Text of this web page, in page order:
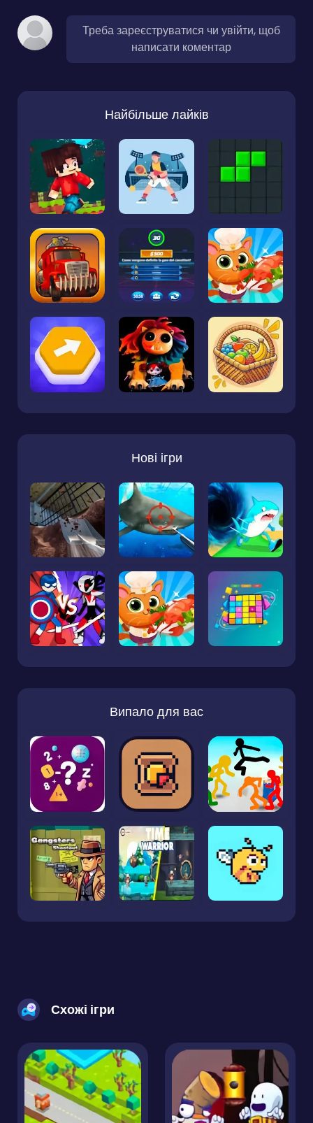
Треба зареєструватися чи увійти, щоб
написати коментар
Найбільше лайків
Нові ігри
Випало для вас
Схожі ігри